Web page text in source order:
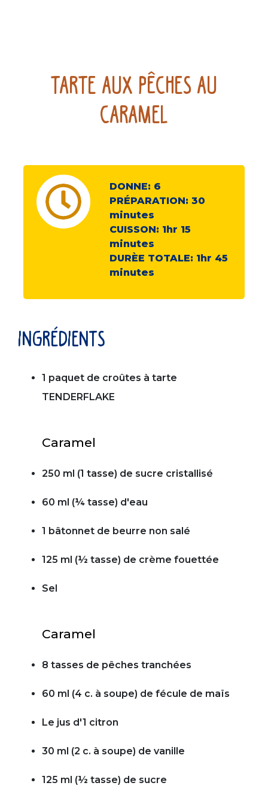
Tarte aux pêches au
caramel
DONNE: 6
PRÉPARATION:30
minutes
CUISSON: 1hr 15
minutes
DURÈE TOTALE: 1hr 45
minutes
ingrédients
1 paquet de croûtes à tarte
TENDERFLAKE
Caramel
250 ml (1 tasse) de sucre cristallisé
60 ml (¼ tasse) d'eau
1 bâtonnet de beurre non salé
125 ml (½ tasse) de crème fouettée
Sel
Caramel
8 tasses de pêches tranchées
60 ml (4 c. à soupe) de fécule de maïs
Le jus d'1 citron
30 ml (2 c. à soupe) de vanille
125 ml (½ tasse) de sucre